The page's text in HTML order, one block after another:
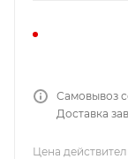
Самовывоз
Доставка
Цена